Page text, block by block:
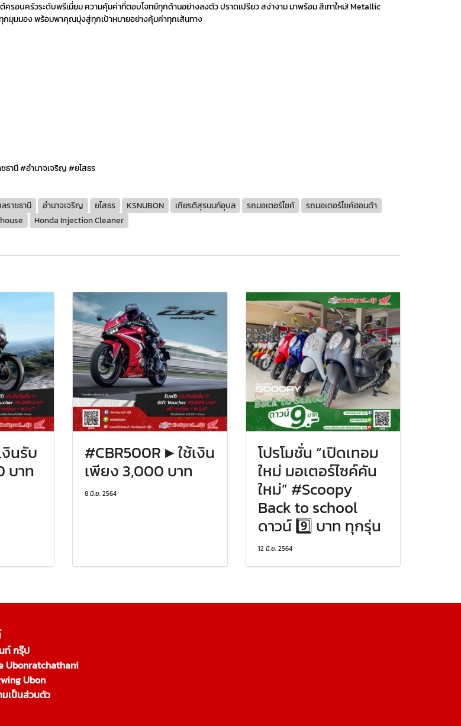
ครอบครัวระดับพรีเมี่ยม ความคุ้มค่าที่ตอบโจทย์ทุกด้านอย่างลงตัว ปราดเปรียว สง่างาม มาพร้อม สีเทาใหม่! Metallic
มุมมอง พร้อมพาคุณมุ่งสู่ทุกเป้าหมายอย่างคุ้มค่าทุกเส้นทาง
านี #อำนาจเจริญ #ยโสธร
ราชธานี อำนาจเจริญ ยโสธร KSNUBON​​​​ เกียรติสุรนนท์อุบล​​ รถมอเตอร์ไซค์​​
รถมอเตอร์ไซค์ฮอนด้า​​
Honda Injection Cleaner
นรับ
บาท
#CBR500R ▶️ ใช้เงิน
เพียง 3,000 บาท
8 มิ.ย. 2564
โปรโมชั่น “เปิดเทอม
ใหม่ มอเตอร์ไซค์คัน
ใหม่” #Scoopy
Back to school
ดาวน์ 9️⃣ บาท ทุกรุ่น
12 มิ.ย. 2564
ท์ กรุ๊ป
Ubonratchathani
Ubon
มเป็นส่วนตัว